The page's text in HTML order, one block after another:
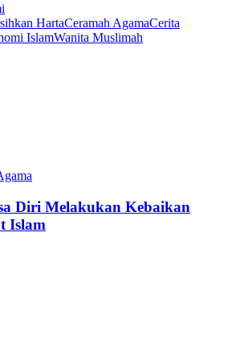
HartaCeramah AgamaCerita
IslamWanita Muslimah
Diri Melakukan Kebaikan
Islam